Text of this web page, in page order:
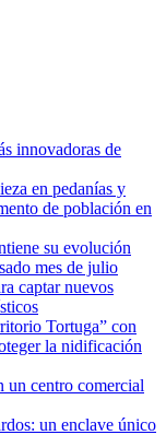
innovadoras de
en pedanías y
de población en
su evolución
mes de julio
captar nuevos
Tortuga” con
la nidificación
un centro comercial
un enclave único